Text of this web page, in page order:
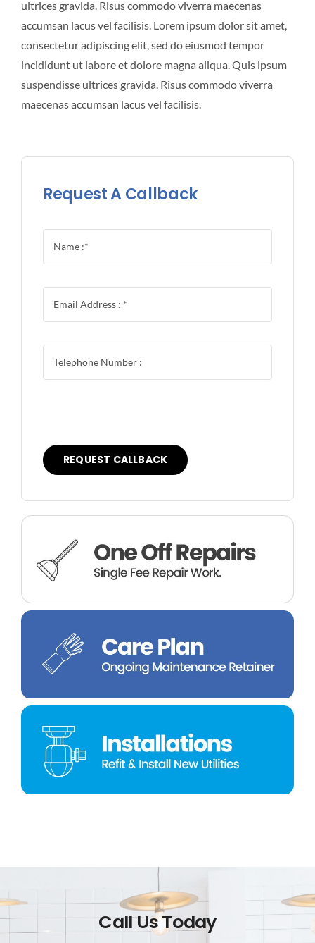
ultrices gravida. Risus commodo viverra maecenas
accumsan lacus vel facilisis. Lorem ipsum dolor sit amet,
consectetur adipiscing elit, sed do eiusmod tempor
incididunt ut labore et dolore magna aliqua. Quis ipsum
suspendisse ultrices gravida. Risus commodo viverra
maecenas accumsan lacus vel facilisis.
Request A Callback
REQUEST CALLBACK
Call Us Today